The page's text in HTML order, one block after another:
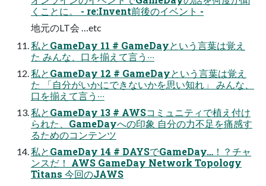
くことに。 - re:Invent前後のイベント -
地元のLT会 …etc
私とGameDay 11 # GameDayという⾔葉は覚え
た みんな、⼝を揃えて⾔う‧‧‧
私とGameDay 12 # GameDayという⾔葉は覚え
た 「⾃分がいかにできないかを思い知れ」 みんな、
⼝を揃えて⾔う‧‧‧
私とGameDay 13 # AWSコミュニティで植え付け
られた、GameDayへの印象 ⾃分の⼒不⾜を痛感す
るためのコンテンツ
私とGameDay 14 # DAYSでGameDay…！？チャ
ンスだ！ AWS GameDay Network Topology
Titans 今回のJAWS